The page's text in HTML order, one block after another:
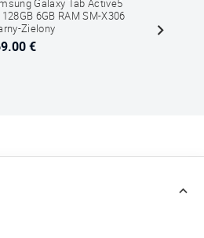
Galaxy Tab Active5
128GB 6GB RAM SM-X306
Zielony
€